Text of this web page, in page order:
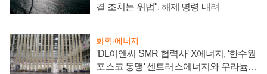
결 조치는 위법", 해제 명령 내려
화학·에너지
'DL이앤씨 SMR 협력사' X에너지, '한수원
포스코 동맹' 센트러스에너지와 우라늄